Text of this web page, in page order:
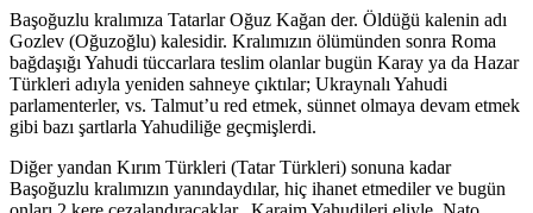
Başoğuzlu kralımıza Tatarlar Oğuz Kağan der. Öldüğü kalenin adı
Gozlev (Oğuzoğlu) kalesidir. Kralımızın ölümünden sonra Roma
bağdaşığı Yahudi tüccarlara teslim olanlar bugün Karay ya da Hazar
Türkleri adıyla yeniden sahneye çıktılar; Ukraynalı Yahudi
parlamenterler, vs. Talmut’u red etmek, sünnet olmaya devam etmek
gibi bazı şartlarla Yahudiliğe geçmişlerdi.
Diğer yandan Kırım Türkleri (Tatar Türkleri) sonuna kadar
Başoğuzlu kralımızın yanındaydılar, hiç ihanet etmediler ve bugün